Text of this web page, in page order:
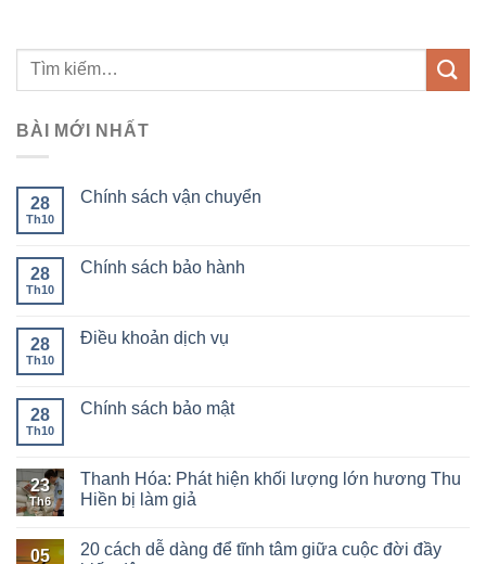
BÀI MỚI NHẤT
28
Th10
Chính sách vận chuyển
28
Th10
Chính sách bảo hành
28
Th10
Điều khoản dịch vụ
28
Th10
Chính sách bảo mật
23
Th6
Thanh Hóa: Phát hiện khối lượng lớn hương Thu
Hiền bị làm giả
05
20 cách dễ dàng để tĩnh tâm giữa cuộc đời đầy